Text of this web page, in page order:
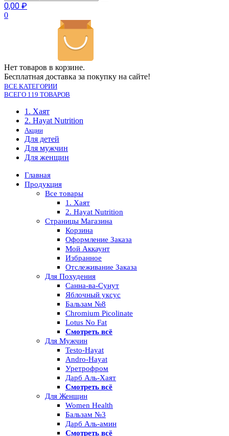
0,00 ₽
0
Нет товаров в корзине.
Бесплатная доставка за покупку на сайте!
ВСЕ КАТЕГОРИИ
ВСЕГО 119 ТОВАРОВ
1. Хаят
2. Hayat Nutrition
Акции
Для детей
Для мужчин
Для женщин
Главная
Продукция
Все товары
1. Хаят
2. Hayat Nutrition
Страницы Магазина
Корзина
Оформление Заказа
Мой Аккаунт
Избранное
Отслеживание Заказа
Для Похудения
Санна-ва-Сунут
Яблочный уксус
Бальзам №8
Chromium Picolinate
Lotus No Fat
Смотреть всё
Для Мужчин
Testo-Hayat
Andro-Hayat
Уретрофром
Дарб Аль-Хаят
Смотреть всё
Для Женщин
Women Health
Бальзам №3
Дарб Аль-амин
Смотреть всё